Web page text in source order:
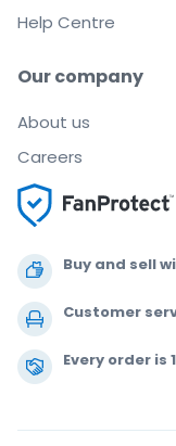
Buy and sell
Customer
Every order is
Our company
About us
Careers
Help Centre